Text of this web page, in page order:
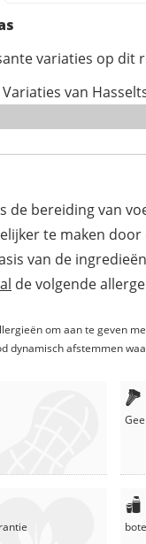
variaties op dit
Variaties van
de bereiding van
te maken
van de
de volgende
om aan te geven
dynamisch afstemmen